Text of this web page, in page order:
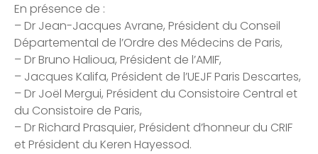
En présence de :
– Dr Jean-Jacques Avrane, Président du Conseil
Départemental de l’Ordre des Médecins de Paris,
– Dr Bruno Halioua, Président de l’AMIF,
– Jacques Kalifa, Président de l’UEJF Paris Descartes,
– Dr Joël Mergui, Président du Consistoire Central et
du Consistoire de Paris,
– Dr Richard Prasquier, Président d’honneur du CRIF
et Président du Keren Hayessod.